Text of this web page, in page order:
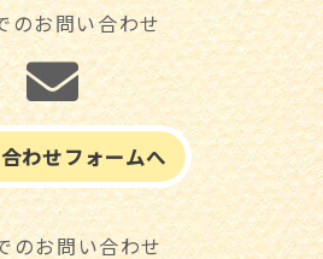
のお問い合わせ
わせフォームへ
のお問い合わせ